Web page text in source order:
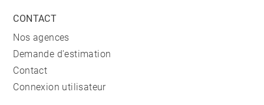
CONTACT
Nos agences
Demande d'estimation
Contact
Connexion utilisateur